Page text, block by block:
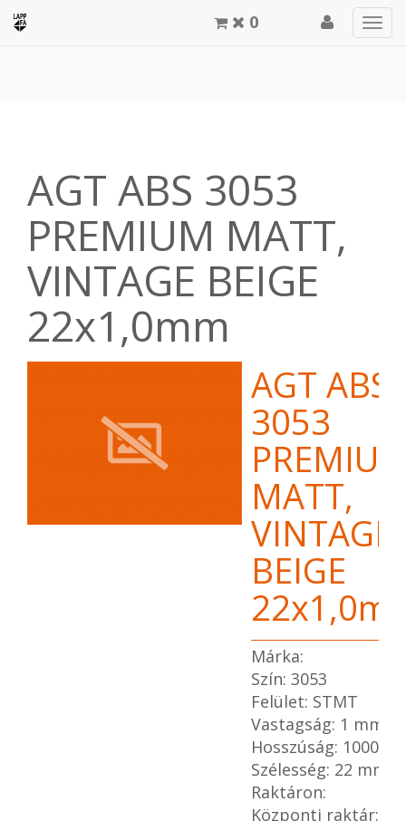
0
AGT ABS 3053
PREMIUM MATT,
VINTAGE BEIGE
22x1,0mm
AGT ABS
3053
MATT,
VINTAGE
BEIGE
Márka:
Szín: 3053
Felület: STMT
Vastagság: 1 mm
Hosszúság: 1000
Szélesség: 22 mm
Raktáron:
Központi raktár: